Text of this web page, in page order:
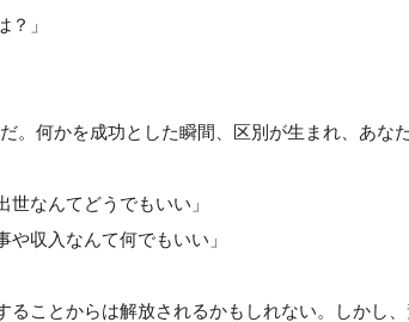
」
。何かを成功とした瞬間、区別が生まれ、あな
なんてどうでもいい」
収入なんて何でもいい」
ことからは解放されるかもしれない。しかし